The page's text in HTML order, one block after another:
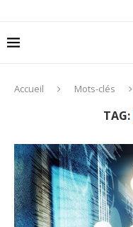
Accueil Mots-clés
TAG: